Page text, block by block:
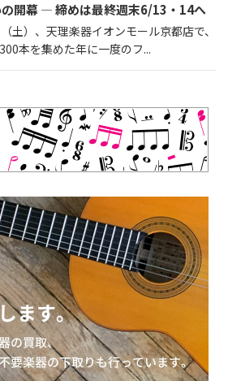
開幕 — 締めは最終週末6/13・14へ
土）、天理楽器イオンモール京都店で、
本を集めた年に一度のフ...